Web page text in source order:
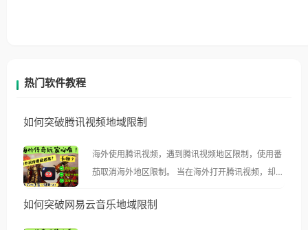
热门软件教程
如何突破腾讯视频地域限制
海外使用腾讯视频，遇到腾讯视频地区限制，使用番
茄取消海外地区限制。 当在海外打开腾讯视频，却突
示语。 海外用户如香港、澳门、台湾、美国、加拿
如何突破网易云音乐地域限制